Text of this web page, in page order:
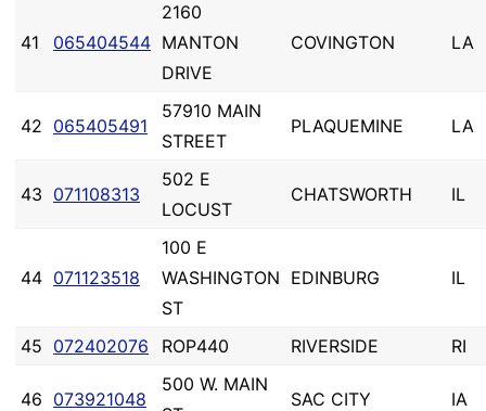
41 065404544
2160
MANTON
DRIVE
COVINGTON LA
42 065405491
57910 MAIN
STREET
PLAQUEMINE LA
43 071108313
502 E
LOCUST
CHATSWORTH IL
44 071123518
100 E
WASHINGTON
ST
EDINBURG IL
45 072402076 ROP440 RIVERSIDE RI
46 073921048
500 W. MAIN
SAC CITY IA